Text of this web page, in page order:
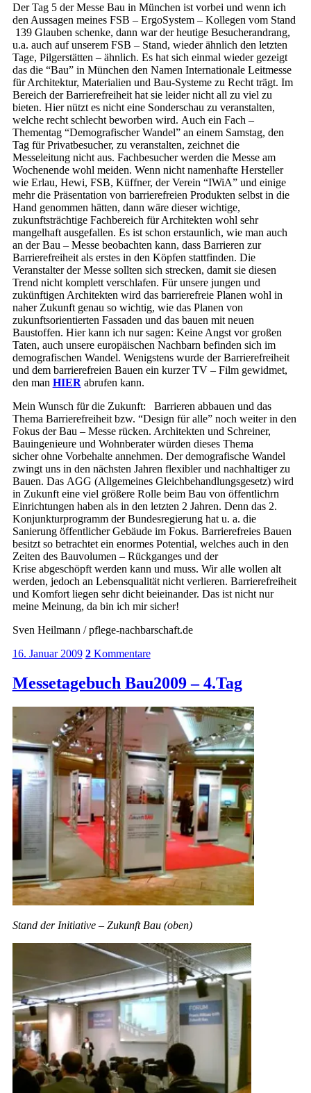
Der Tag 5 der Messe Bau in München ist vorbei und wenn ich
den Aussagen meines FSB – ErgoSystem – Kollegen vom Stand
139 Glauben schenke, dann war der heutige Besucherandrang,
u.a. auch auf unserem FSB – Stand, wieder ähnlich den letzten
Tage, Pilgerstätten – ähnlich. Es hat sich einmal wieder gezeigt
das die “Bau” in München den Namen Internationale Leitmesse
für Architektur, Materialien und Bau-Systeme zu Recht trägt. Im
Bereich der Barrierefreiheit hat sie leider nicht all zu viel zu
bieten. Hier nützt es nicht eine Sonderschau zu veranstalten,
welche recht schlecht beworben wird. Auch ein Fach –
Thementag “Demografischer Wandel” an einem Samstag, den
Tag für Privatbesucher, zu veranstalten, zeichnet die
Messeleitung nicht aus. Fachbesucher werden die Messe am
Wochenende wohl meiden. Wenn nicht namenhafte Hersteller
wie Erlau, Hewi, FSB, Küffner, der Verein “IWiA” und einige
mehr die Präsentation von barrierefreien Produkten selbst in die
Hand genommen hätten, dann wäre dieser wichtige,
zukunftsträchtige Fachbereich für Architekten wohl sehr
mangelhaft ausgefallen. Es ist schon erstaunlich, wie man auch
an der Bau – Messe beobachten kann, dass Barrieren zur
Barrierefreiheit als erstes in den Köpfen stattfinden. Die
Veranstalter der Messe sollten sich strecken, damit sie diesen
Trend nicht komplett verschlafen. Für unsere jungen und
zukünftigen Architekten wird das barrierefreie Planen wohl in
naher Zukunft genau so wichtig, wie das Planen von
zukunftsorientierten Fassaden und das bauen mit neuen
Baustoffen. Hier kann ich nur sagen: Keine Angst vor großen
Taten, auch unsere europäischen Nachbarn befinden sich im
demografischen Wandel. Wenigstens wurde der Barrierefreiheit
und dem barrierefreien Bauen ein kurzer TV – Film gewidmet,
den man HIER abrufen kann.
Mein Wunsch für die Zukunft: Barrieren abbauen und das
Thema Barrierefreiheit bzw. “Design für alle” noch weiter in den
Fokus der Bau – Messe rücken. Architekten und Schreiner,
Bauingenieure und Wohnberater würden dieses Thema
sicher ohne Vorbehalte annehmen. Der demografische Wandel
zwingt uns in den nächsten Jahren flexibler und nachhaltiger zu
Bauen. Das AGG (Allgemeines Gleichbehandlungsgesetz) wird
in Zukunft eine viel größere Rolle beim Bau von öffentlichrn
Einrichtungen haben als in den letzten 2 Jahren. Denn das 2.
Konjunkturprogramm der Bundesregierung hat u. a. die
Sanierung öffentlicher Gebäude im Fokus. Barrierefreies Bauen
besitzt so betrachtet ein enormes Potential, welches auch in den
Zeiten des Bauvolumen – Rückganges und der
Krise abgeschöpft werden kann und muss. Wir alle wollen alt
werden, jedoch an Lebensqualität nicht verlieren. Barrierefreiheit
und Komfort liegen sehr dicht beieinander. Das ist nicht nur
meine Meinung, da bin ich mir sicher!
Sven Heilmann / pflege-nachbarschaft.de
16. Januar 2009 2Kommentare
Messetagebuch Bau2009 – 4.Tag
Stand der Initiative – Zukunft Bau (oben)